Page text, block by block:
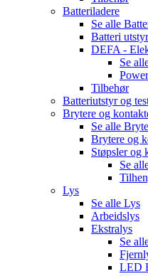
Batteriladere
Se alle
Batteri
DEFA -
Se
Tilbehør
Batteriutstyr og
Brytere og
Se alle
Brytere og
Støpsler og
Se
Lys
Se alle Lys
Arbeidslys
Ekstralys
Se
LED